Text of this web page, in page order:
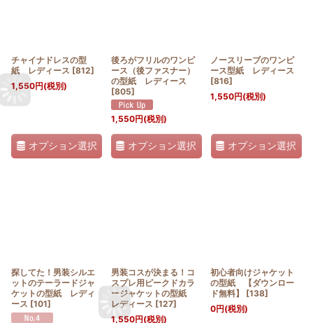
チャイナドレスの型
紙 レディース [812]
1,550円(税別)
オプション選択
後ろがフリルのワンピ
ース（後ファスナー）
の型紙 レディース
[805]
1,550円(税別)
オプション選択
ノースリーブのワンピ
ース型紙 レディース
[816]
1,550円(税別)
オプション選択
探してた！男装シルエ
ットのテーラードジャ
ケットの型紙 レディ
ース [101]
男装コスが決まる！コ
スプレ用ピークドカラ
ージャケットの型紙
レディース [127]
1,550円(税別)
初心者向けジャケット
の型紙 【ダウンロー
ド無料】
[138]
0円(税別)